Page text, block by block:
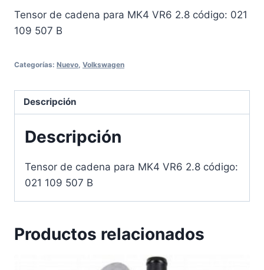
Tensor de cadena para MK4 VR6 2.8 código: 021
109 507 B
Categorías: Nuevo Volkswagen
Descripción
Descripción
Tensor de cadena para MK4 VR6 2.8 código:
021 109 507 B
Productos relacionados